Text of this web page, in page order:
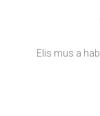
Elis mus a